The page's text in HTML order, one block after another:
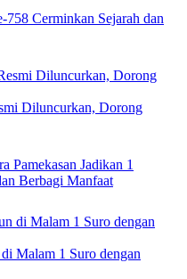
Cerminkan Sejarah dan
Diluncurkan, Dorong
Pamekasan Jadikan 1
Berbagi Manfaat
Malam 1 Suro dengan